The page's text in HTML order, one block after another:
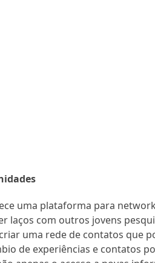
uma plataforma para
laços com outros jovens
uma rede de contatos que
de experiências e contatos